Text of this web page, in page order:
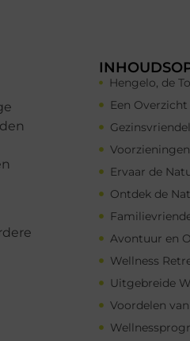
Een
Ervaar de
Ontdek de
Avontuur en
Wellness
Uitgebreide
Voordelen